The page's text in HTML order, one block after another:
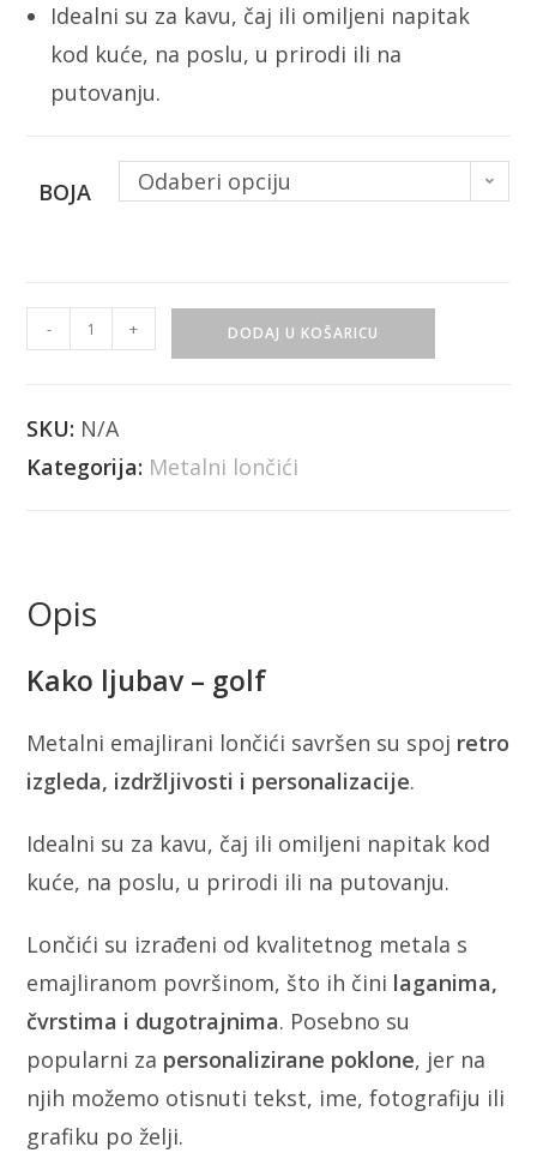
Idealni su za kavu, čaj ili omiljeni napitak
kod kuće, na poslu, u prirodi ili na
putovanju.
BOJA Odaberi opciju
- + DODAJ U KOŠARICU
SKU: N/A
Kategorija: Metalni lončići
Opis
Kako ljubav – golf
Metalni emajlirani lončići savršen su spoj retro
izgleda, izdržljivosti i personalizacije.
Idealni su za kavu, čaj ili omiljeni napitak kod
kuće, na poslu, u prirodi ili na putovanju.
Lončići su izrađeni od kvalitetnog metala s
emajliranom površinom, što ih čini laganima,
čvrstima i dugotrajnima. Posebno su
popularni za personalizirane poklone, jer na
njih možemo otisnuti tekst, ime, fotografiju ili
grafiku po želji.